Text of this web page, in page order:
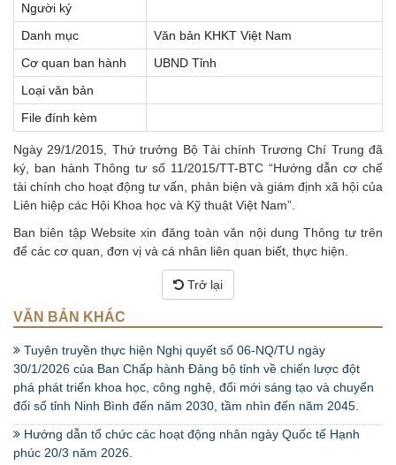
Người ký
Danh mục
Văn bản KHKT Việt Nam
Cơ quan ban hành
UBND Tỉnh
Loại văn bản
File đính kèm
Ngày 29/1/2015, Thứ trưởng Bộ Tài chính Trương Chí Trung đã
ký, ban hành Thông tư số 11/2015/TT-BTC “Hướng dẫn cơ chế
tài chính cho hoạt động tư vấn, phản biện và giám định xã hội của
Liên hiệp các Hội Khoa học và Kỹ thuật Việt Nam”.
Ban biên tập Website xin đăng toàn văn nội dung Thông tư trên
để các cơ quan, đơn vị và cá nhân liên quan biết, thực hiện.
Trở lại
VĂN BẢN KHÁC
Tuyên truyền thực hiện Nghị quyết số 06-NQ/TU ngày
30/1/2026 của Ban Chấp hành Đảng bộ tỉnh về chiến lược đột
phá phát triển khoa học, công nghệ, đổi mới sáng tạo và chuyển
đổi số tỉnh Ninh Bình đến năm 2030, tầm nhìn đến năm 2045.
Hướng dẫn tổ chức các hoạt động nhân ngày Quốc tế Hạnh
phúc 20/3 năm 2026.